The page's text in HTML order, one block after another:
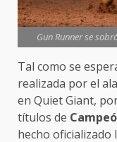
Gun Runner se
Tal como se
realizada por el
en Quiet Giant,
títulos de
hecho oficializado